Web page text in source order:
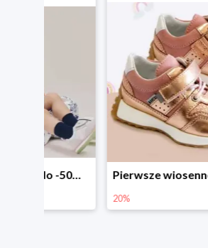
Pierwsze wiosenne zakupy -20%